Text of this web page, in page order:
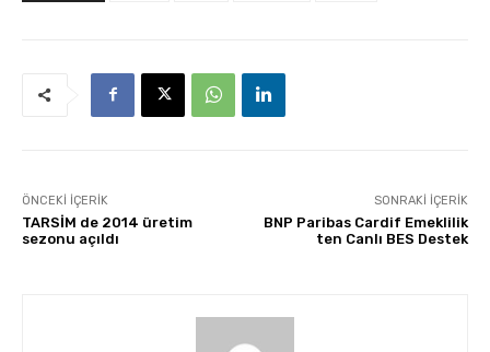
ÖNCEKI İÇERIK
TARSİM de 2014 üretim
sezonu açıldı
SONRAKI İÇERIK
BNP Paribas Cardif Emeklilik
ten Canlı BES Destek